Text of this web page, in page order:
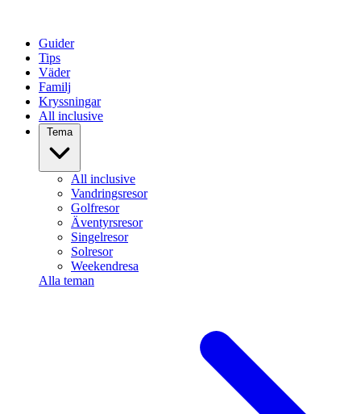
Guider
Tips
Väder
Familj
Kryssningar
All inclusive
Tema
All inclusive
Vandringsresor
Golfresor
Äventyrsresor
Singelresor
Solresor
Weekendresa
Alla teman